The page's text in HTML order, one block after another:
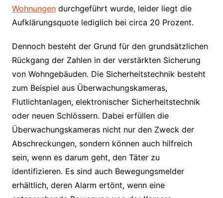
Wohnungendurchgeführt wurde, leider liegt die
Aufklärungsquote lediglich bei circa 20 Prozent.
Dennoch besteht der Grund für den grundsätzlichen
Rückgang der Zahlen in der verstärkten Sicherung
von Wohngebäuden. Die Sicherheitstechnik besteht
zum Beispiel aus Überwachungskameras,
Flutlichtanlagen, elektronischer Sicherheitstechnik
oder neuen Schlössern. Dabei erfüllen die
Überwachungskameras nicht nur den Zweck der
Abschreckungen, sondern können auch hilfreich
sein, wenn es darum geht, den Täter zu
identifizieren. Es sind auch Bewegungsmelder
erhältlich, deren Alarm ertönt, wenn eine